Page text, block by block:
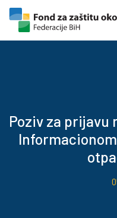
Skip to content
Skip to footer
Poziv za prijavu